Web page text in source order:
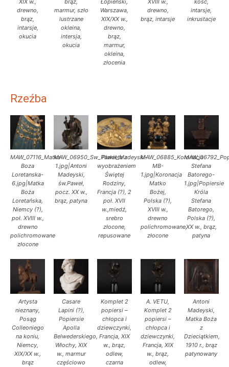
drewno,
brąz,
intarsje,
okucia
marmur, szło
lustrzane
okleina,
intersja,
okucia
Warszawa,
XIX/XX w.,
drewno,
brąz,
marmur,
okleina,
złocenia
drewno,
brąz, intarsje
intarsje,
inkrustacje
Rzeźba
MAW_07116_Matka
Boza
Loretanska-
6.jpg|Matka
Boża
Loretańska,
Niemcy (?),
poł. XVIII w.,
drewno
polichromowane
złocone
MAW_06950_Sw_Pawel_Madeyski-
1.jpg|Antoni
Madeyski,
św.Paweł,
pocz. XX w.,
brąz, patyna
Plakieta z
wyobrażeniem
Świętej
Rodziny,
Francja (?), 2
poł. XVII
w.,miedź,
srebro
złocone,
repusowane
MAW_06885_Koronacja
MB-
1.jpg|Koronacja
Matko
Bożej,
Polska (?),
XVIII w.,
drewno
polichromowane,
złocone
Stefana
Batorego-
1.jpg|Popiersie
Króla
Stefana
Batorego,
Polska (?),
XX w., brąz,
patyna
Artysta
nieznany,
Posąg
Colleoniego
na koniu,
Niemcy,
XIX/XX w.,
brąz
Casare
Lapini (?),
Popiersie
Apolla
Belwederskiego,
Włochy, XIX
w., marmur
częściowo
Komplet 2
popiersi –
chłopca i
dziewczynki,
Francja, XIX
w., brąz,
odlew,
czarna
A. VETU,
Komplet 2
popiersi –
chłopca i
dziewczynki,
Francja, XIX
w., brąz,
odlew,
Antoni
Madeyski,
Matka Boża
z
Dzieciątkiem,
1910 r., brąz
patynowany